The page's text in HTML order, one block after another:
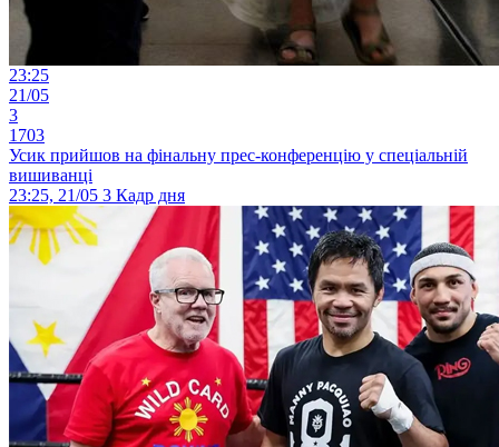
23:25
21/05
3
1703
Усик прийшов на фінальну прес-конференцію у спеціальній
вишиванці
23:25, 21/05 3 Кадр дня